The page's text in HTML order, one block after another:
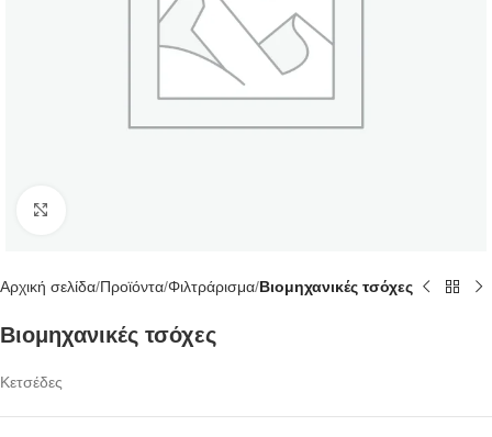
Αρχική σελίδα Προϊόντα Φιλτράρισμα Βιομηχανικές τσόχες
Βιομηχανικές τσόχες
Κετσέδες